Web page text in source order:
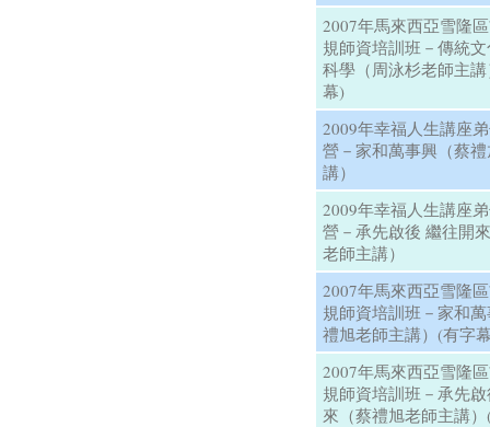
2007年馬來西亞雪隆
規師資培訓班－傳統
科學（周泳杉老師主
幕)
2009年幸福人生講座
營－家和萬事興（蔡
講）
2009年幸福人生講座
營－承先啟後 繼往開
老師主講）
2007年馬來西亞雪隆
規師資培訓班－家和
禮旭老師主講）(有字
2007年馬來西亞雪隆
規師資培訓班－承先
來（蔡禮旭老師主講